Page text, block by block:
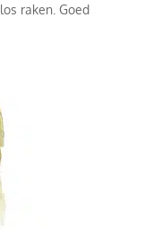
raken. Goed